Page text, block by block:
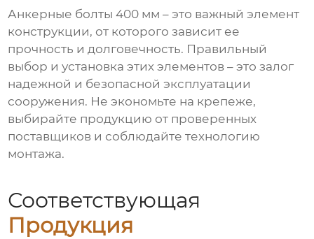
Анкерные болты 400 мм – это важный элемент
конструкции, от которого зависит ее
прочность и долговечность. Правильный
выбор и установка этих элементов – это залог
надежной и безопасной эксплуатации
сооружения. Не экономьте на крепеже,
выбирайте продукцию от проверенных
поставщиков и соблюдайте технологию
монтажа.
Соответствующая
Продукция